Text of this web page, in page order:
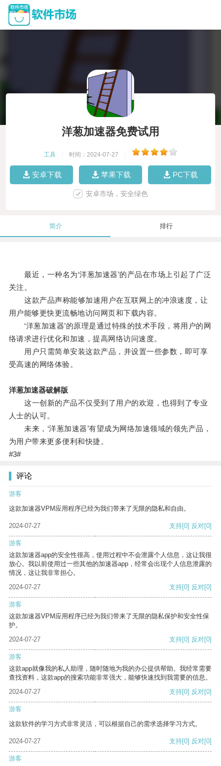
洋葱加速器免费试用
工具 时间：2024-07-27
安卓下载 苹果下载 PC下载
安卓市场，安全绿色
简介 排行
最近，一种名为‘洋葱加速器’的产品在市场上引起了广泛
关注。
这款产品声称能够加速用户在互联网上的冲浪速度，让
用户能够更快更流畅地访问网页和下载内容。
‘洋葱加速器’的原理是通过特殊的技术手段，将用户的网
络请求进行优化和加速，提高网络访问速度。
用户只需简单安装这款产品，并设置一些参数，即可享
受高速的网络体验。
洋葱加速器破解版
这一创新的产品不仅受到了用户的欢迎，也得到了专业
人士的认可。
未来，‘洋葱加速器’有望成为网络加速领域的领先产品，
为用户带来更多便利和快捷。
#3#
评论
游客
这款加速器VPM应用程序已经为我们带来了无限的隐私和自由。
2024-07-27 支持[0] 反对[0]
游客
这款加速器app的安全性很高，使用过程中不会泄露个人信息，这让我很
放心。我以前使用过一些其他的加速器app，经常会出现个人信息泄露的
情况，这让我非常担心。
2024-07-27
支持[0] 反对[0]
游客
这款加速器VPM应用程序已经为我们带来了无限的隐私保护和安全性保
护。
2024-07-27
支持[0] 反对[0]
游客
这款app就像我的私人助理，随时随地为我的办公提供帮助。我经常需要
查找资料，这款app的搜索功能非常强大，能够快速找到我需要的信息。
2024-07-27
支持[0] 反对[0]
游客
这款软件的学习方式非常灵活，可以根据自己的需求选择学习方式。
2024-07-27 支持[0] 反对[0]
游客